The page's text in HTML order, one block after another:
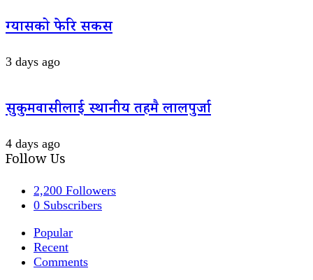
ग्यासको फेरि सकस
3 days ago
सुकुमवासीलाई स्थानीय तहमै लालपुर्जा
4 days ago
Follow Us
2,200 Followers
0 Subscribers
Popular
Recent
Comments